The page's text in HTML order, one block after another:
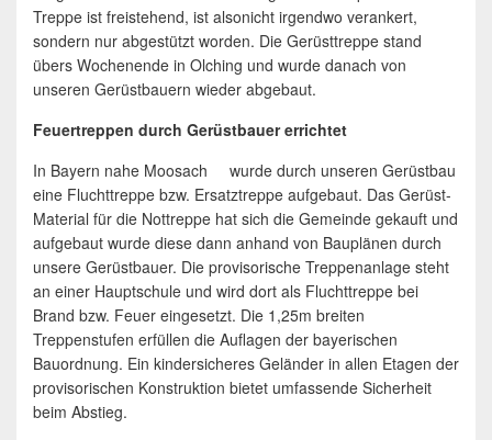
Treppe ist freistehend, ist alsonicht irgendwo verankert,
sondern nur abgestützt worden. Die Gerüsttreppe stand
übers Wochenende in Olching und wurde danach von
unseren Gerüstbauern wieder abgebaut.
Feuertreppen durch Gerüstbauer errichtet
In Bayern nahe Moosach wurde durch unseren Gerüstbau
eine Fluchttreppe bzw. Ersatztreppe aufgebaut. Das Gerüst-
Material für die Nottreppe hat sich die Gemeinde gekauft und
aufgebaut wurde diese dann anhand von Bauplänen durch
unsere Gerüstbauer. Die provisorische Treppenanlage steht
an einer Hauptschule und wird dort als Fluchttreppe bei
Brand bzw. Feuer eingesetzt. Die 1,25m breiten
Treppenstufen erfüllen die Auflagen der bayerischen
Bauordnung. Ein kindersicheres Geländer in allen Etagen der
provisorischen Konstruktion bietet umfassende Sicherheit
beim Abstieg.